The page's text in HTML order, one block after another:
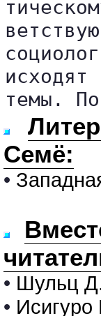
исходят
темы.
Семё:
•
• Шульц
• Исигуро